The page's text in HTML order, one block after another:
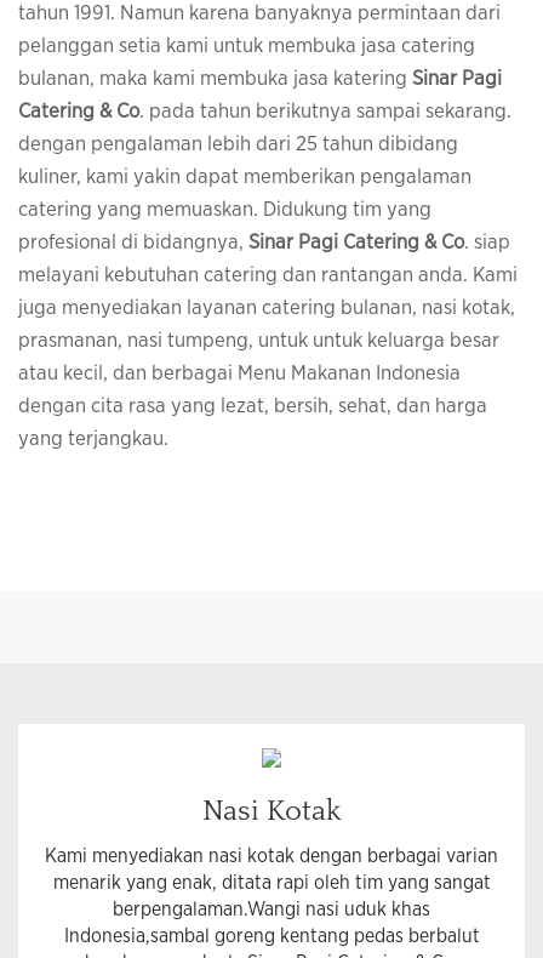
tahun 1991. Namun karena banyaknya permintaan dari
pelanggan setia kami untuk membuka jasa catering
bulanan, maka kami membuka jasa katering Sinar Pagi
Catering & Co. pada tahun berikutnya sampai sekarang.
dengan pengalaman lebih dari 25 tahun dibidang
kuliner, kami yakin dapat memberikan pengalaman
catering yang memuaskan. Didukung tim yang
profesional di bidangnya, Sinar Pagi Catering & Co. siap
melayani kebutuhan catering dan rantangan anda. Kami
juga menyediakan layanan catering bulanan, nasi kotak,
prasmanan, nasi tumpeng, untuk untuk keluarga besar
atau kecil, dan berbagai Menu Makanan Indonesia
dengan cita rasa yang lezat, bersih, sehat, dan harga
yang terjangkau.
Nasi Kotak
Kami menyediakan nasi kotak dengan berbagai varian
menarik yang enak, ditata rapi oleh tim yang sangat
berpengalaman.Wangi nasi uduk khas
Indonesia,sambal goreng kentang pedas berbalut